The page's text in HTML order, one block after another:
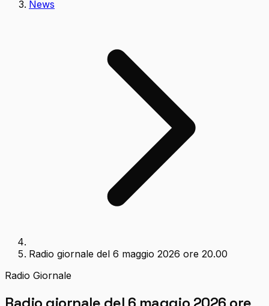
News
Radio giornale del 6 maggio 2026 ore 20.00
Radio Giornale